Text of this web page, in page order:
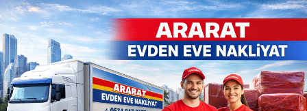
İçeriğe
geç